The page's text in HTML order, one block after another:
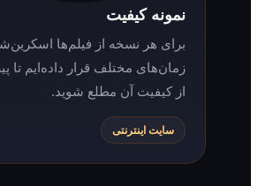
نمونه کیفیت
برای هر نسخه از فیلم‌ها اسکرین‌شات‌هایی از
زمان‌های مختلف قرار داده‌ایم تا پیش از دانلود
از کیفیت آن مطلع شوید.
سایت اینترنتی